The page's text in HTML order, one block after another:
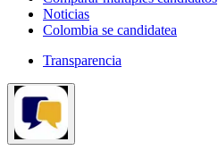
Noticias
Colombia se candidatea
Transparencia